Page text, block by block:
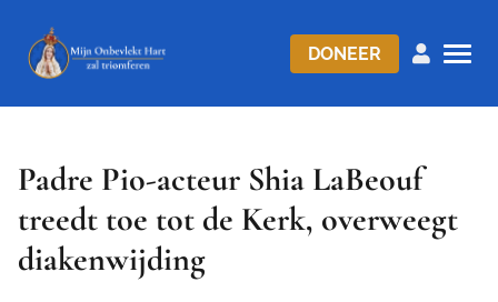
DONEER
Padre Pio-acteur Shia LaBeouf
treedt toe tot de Kerk, overweegt
diakenwijding